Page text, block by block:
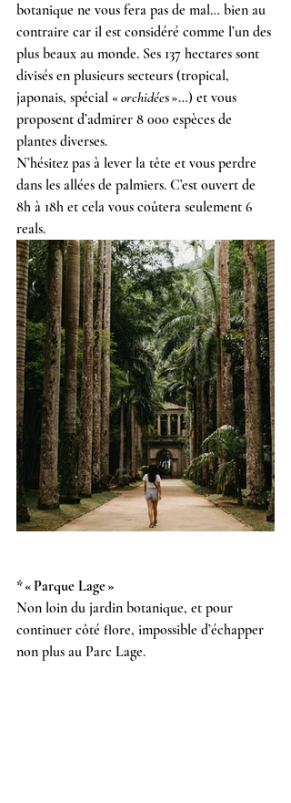
botanique ne vous fera pas de mal… bien au
contraire car il est considéré comme l’un des
plus beaux au monde. Ses 137 hectares sont
divisés en plusieurs secteurs (tropical,
japonais, spécial « orchidées »…) et vous
proposent d’admirer 8 000 espèces de
plantes diverses.
N’hésitez pas à lever la tête et vous perdre
dans les allées de palmiers. C’est ouvert de
8h à 18h et cela vous coûtera seulement 6
reals.
* « Parque Lage »
Non loin du jardin botanique, et pour
continuer côté flore, impossible d’échapper
non plus au Parc Lage.